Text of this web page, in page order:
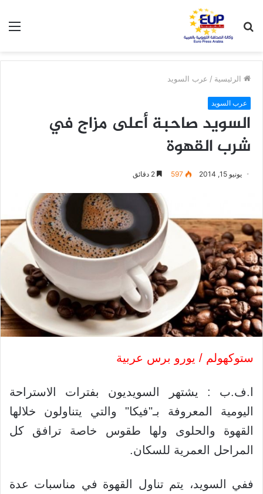
عن
الرئيسية / عرب السويد
عرب السويد
السويد صاحبة أعلى مزاج في
شرب القهوة
يونيو 15, 2014 597
ستوكهولم / يورو برس عربية
ا.ف.ب : يشتهر السويديون بفترات الاستراحة
اليومية المعروفة بـ"فيكا" والتي يتناولون خلالها
القهوة والحلوى ولها طقوس خاصة ترافق كل
المراحل العمرية للسكان.
ففي السويد، يتم تناول القهوة في مناسبات عدة